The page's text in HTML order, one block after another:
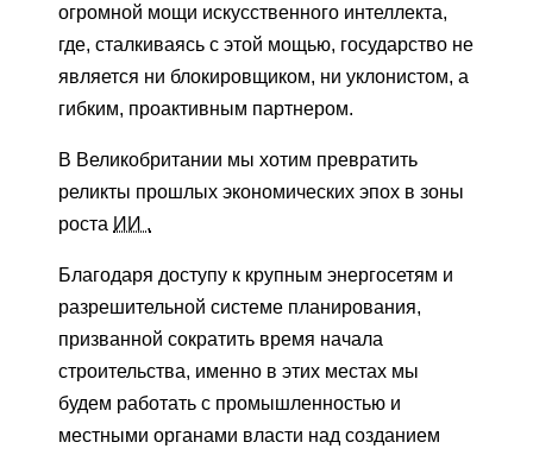
огромной мощи искусственного интеллекта,
где, сталкиваясь с этой мощью, государство не
является ни блокировщиком, ни уклонистом, а
гибким, проактивным партнером.
В Великобритании мы хотим превратить
реликты прошлых экономических эпох в зоны
роста ИИ .
Благодаря доступу к крупным энергосетям и
разрешительной системе планирования,
призванной сократить время начала
строительства, именно в этих местах мы
будем работать с промышленностью и
местными органами власти над созданием